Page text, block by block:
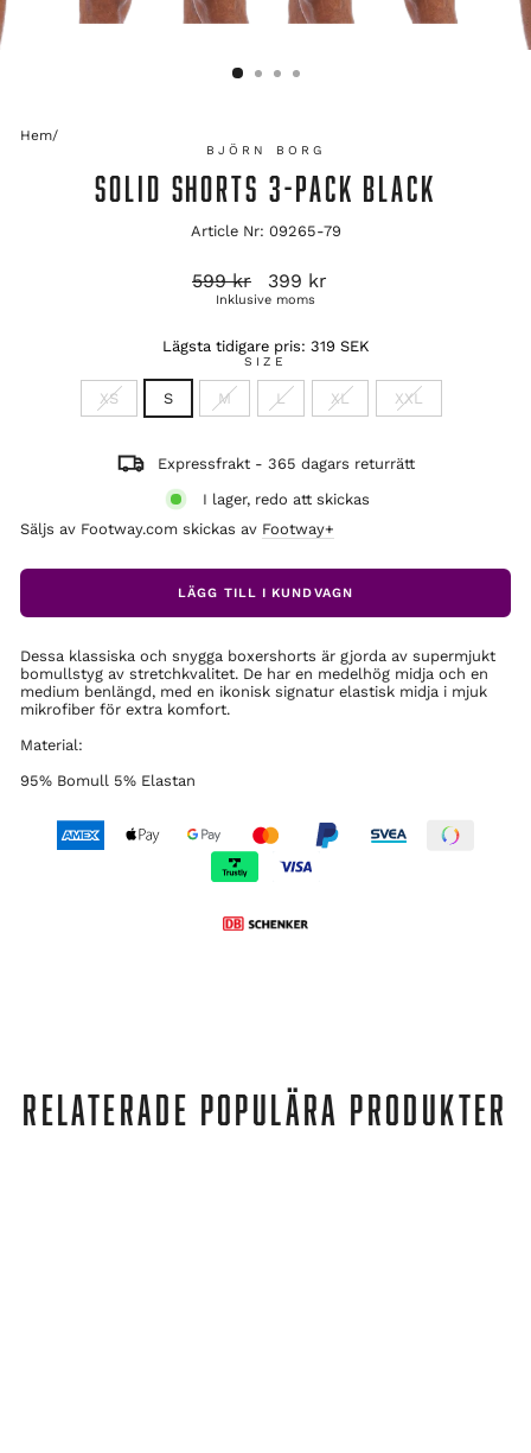
Hem/
BJÖRN BORG
SOLID SHORTS 3-PACK BLACK
Article Nr: 09265-79
Ordinarie
pris
599 kr Reapris
399 kr
Inklusive moms
Lägsta tidigare pris: 319 SEK
SIZE
XS S M L XL XXL
Expressfrakt - 365 dagars returrätt
I lager, redo att skickas
Säljs av Footway.com skickas av Footway+
LÄGG TILL I KUNDVAGN
Dessa klassiska och snygga boxershorts är gjorda av supermjukt
bomullstyg av stretchkvalitet. De har en medelhög midja och en
medium benlängd, med en ikonisk signatur elastisk midja i mjuk
mikrofiber för extra komfort.
Material:
95% Bomull 5% Elastan
RELATERADE POPULÄRA PRODUKTER